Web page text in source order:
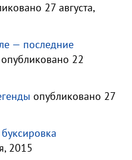
27 августа,
— последние
опубликовано 22
опубликовано 27
2015